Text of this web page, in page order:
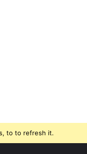
to to refresh it.